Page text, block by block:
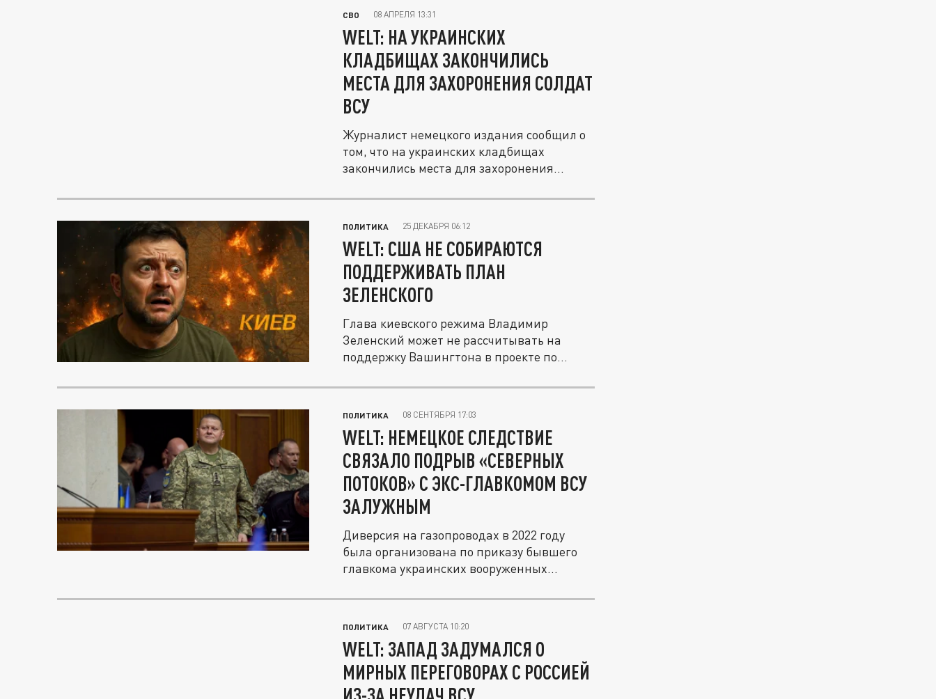
СВО 08 АПРЕЛЯ 13:31
WELT: НА УКРАИНСКИХ
КЛАДБИЩАХ ЗАКОНЧИЛИСЬ
МЕСТА ДЛЯ ЗАХОРОНЕНИЯ СОЛДАТ
ВСУ
Журналист немецкого издания сообщил о
том, что на украинских кладбищах
закончились места для захоронения...
ПОЛИТИКА 25 ДЕКАБРЯ 06:12
WELT: США НЕ СОБИРАЮТСЯ
ПОДДЕРЖИВАТЬ ПЛАН
ЗЕЛЕНСКОГО
Глава киевского режима Владимир
Зеленский может не рассчитывать на
поддержку Вашингтона в проекте по...
ПОЛИТИКА 08 СЕНТЯБРЯ 17:03
WELT: НЕМЕЦКОЕ СЛЕДСТВИЕ
СВЯЗАЛО ПОДРЫВ «СЕВЕРНЫХ
ПОТОКОВ» С ЭКС-ГЛАВКОМОМ ВСУ
ЗАЛУЖНЫМ
Диверсия на газопроводах в 2022 году
была организована по приказу бывшего
главкома украинских вооруженных...
ПОЛИТИКА 07 АВГУСТА 10:20
WELT: ЗАПАД ЗАДУМАЛСЯ О
МИРНЫХ ПЕРЕГОВОРАХ С РОССИЕЙ